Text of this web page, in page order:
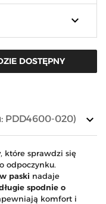
keyboard_arrow_down
DOSTĘPNY
keyboard_arrow_down
PDD4600-020)
, które sprawdzi się
odpoczynku.
paski nadaje
spodnie o
komfort i